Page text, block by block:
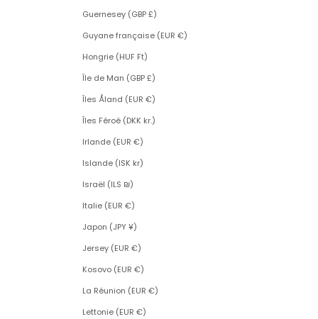
Guernesey (GBP £)
Guyane française (EUR €)
Hongrie (HUF Ft)
Île de Man (GBP £)
Îles Åland (EUR €)
Îles Féroé (DKK kr.)
Irlande (EUR €)
Islande (ISK kr)
Israël (ILS ₪)
Italie (EUR €)
Japon (JPY ¥)
Jersey (EUR €)
Kosovo (EUR €)
La Réunion (EUR €)
Lettonie (EUR €)